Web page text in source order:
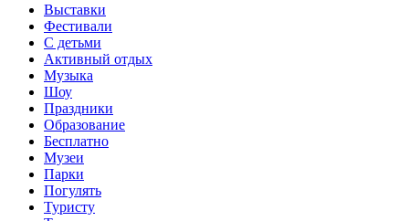
Выставки
Фестивали
С детьми
Активный отдых
Музыка
Шоу
Праздники
Образование
Бесплатно
Музеи
Парки
Погулять
Туристу